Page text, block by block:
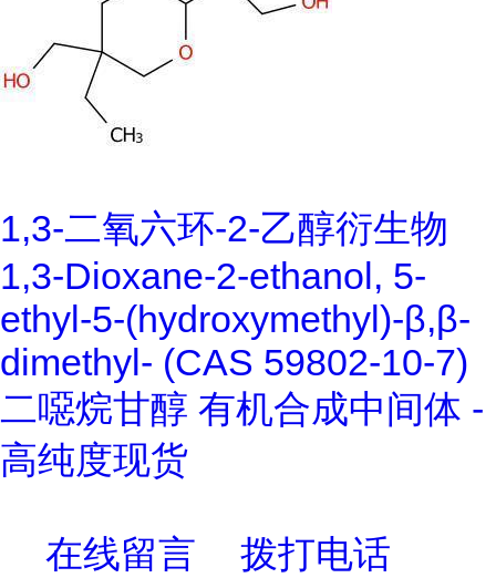
1,3-二氧六环-2-乙醇衍生物
1,3-Dioxane-2-ethanol, 5-
ethyl-5-(hydroxymethyl)-β,β-
dimethyl- (CAS 59802-10-7)
二噁烷甘醇 有机合成中间体 -
高纯度现货
在线留言 拨打电话